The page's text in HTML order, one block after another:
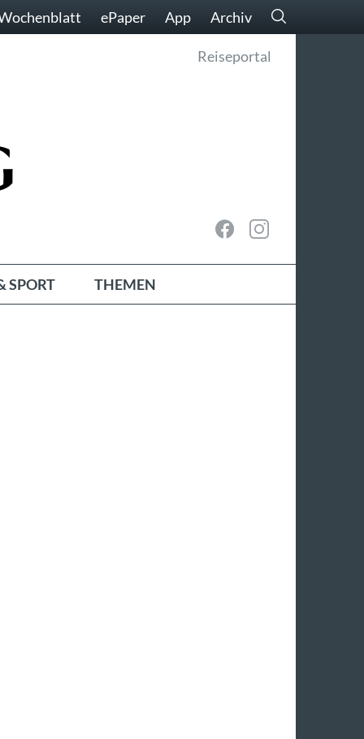
ePaper App Archiv
Reiseportal
SPORT THEMEN